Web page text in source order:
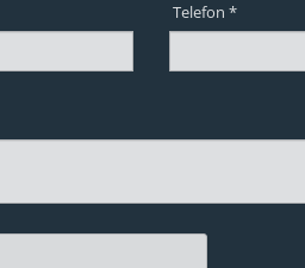
Telefon *